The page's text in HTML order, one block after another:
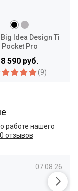
Big Idea Design Ti
Pocket Pro
8 590 руб.
(9)
работе нашего
отзывов
07.08.26